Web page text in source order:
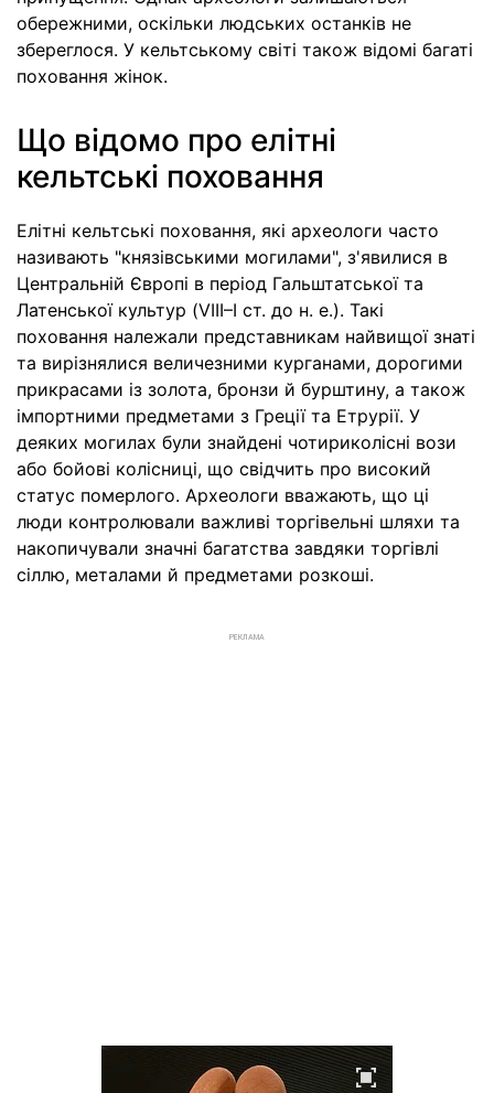
обережними, оскільки людських останків не
збереглося. У кельтському світі також відомі багаті
поховання жінок.
Що відомо про елітні
кельтські поховання
Елітні кельтські поховання, які археологи часто
називають "князівськими могилами", з'явилися в
Центральній Європі в період Гальштатської та
Латенської культур (VIII–I ст. до н. е.). Такі
поховання належали представникам найвищої знаті
та вирізнялися величезними курганами, дорогими
прикрасами із золота, бронзи й бурштину, а також
імпортними предметами з Греції та Етрурії. У
деяких могилах були знайдені чотириколісні вози
або бойові колісниці, що свідчить про високий
статус померлого. Археологи вважають, що ці
люди контролювали важливі торгівельні шляхи та
накопичували значні багатства завдяки торгівлі
сіллю, металами й предметами розкоші.
РЕКЛАМА